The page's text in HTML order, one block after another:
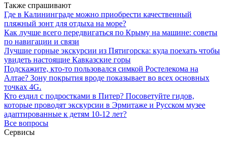
Также спрашивают
Где в Калининграде можно приобрести качественный
пляжный зонт для отдыха на море?
Как лучше всего передвигаться по Крыму на машине: советы
по навигации и связи
Лучшие горные экскурсии из Пятигорска: куда поехать чтобы
увидеть настоящие Кавказские горы
Подскажите, кто-то пользовался симкой Ростелекома на
Алтае? Зону покрытия вроде показывает во всех основных
точках 4G.
Кто ездил с подростками в Питер? Посоветуйте гидов,
которые проводят экскурсии в Эрмитаже и Русском музее
адаптированные к детям 10-12 лет?
Все вопросы
Сервисы